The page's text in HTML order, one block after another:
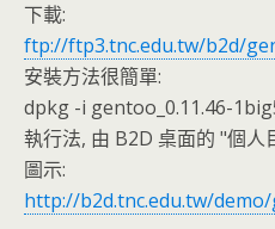
下載:
ftp://ftp3.tnc.edu.tw/b2d/
安裝方法很簡單:
dpkg -i gentoo_0.11.46-
執行法, 由 B2D 桌面的 "個人
圖示:
http://b2d.tnc.edu.tw/